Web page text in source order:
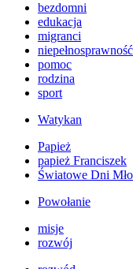
bezdomni
edukacja
migranci
niepełnosprawność
pomoc
rodzina
sport
Watykan
Papież
papież Franciszek
Światowe Dni
Powołanie
misje
rozwój